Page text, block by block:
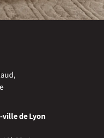
ville de Lyon